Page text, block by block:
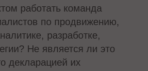
работать команда
по продвижению,
разработке,
Не является ли это
декларацией их